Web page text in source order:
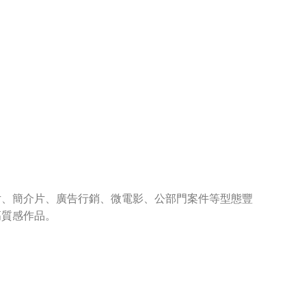
簡介片、廣告行銷、微電影、公部門案件等型態豐
感作品。